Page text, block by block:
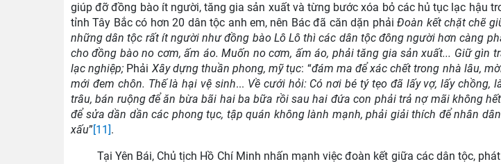
giúp đỡ đồng bào ít người, tăng gia sản xuất và từng bước xóa bỏ các hủ tục lạc hậu
tỉnh Tây Bắc có hơn 20 dân tộc anh em, nên Bác đã căn dặn phảiĐoàn kết chặt chẽ
những dân tộc rất ít người như đồng bào Lô Lô thì các dân tộc đông người hơn càng
cho đồng bào no cơm, ấm áo. Muốn no cơm, ấm áo, phải tăng gia sản xuất... Giữ gìn
lạc nghiệp; Phải Xây dựng thuần phong, mỹ tục: “đám ma để xác chết trong nhà lâu,
mới đem chôn. Thế là hại vệ sinh... Về cưới hỏi: Có nơi bé tý tẹo đã lấy vợ, lấy chồng,
trâu, bán ruộng để ăn bừa bãi hai ba bữa rồi sau hai đứa con phải trả nợ mãi không
để sửa dần dần các phong tục, tập quán không lành mạnh, phải giải thích để nhân
xấu”[11].
Tại Yên Bái, Chủ tịch Hồ Chí Minh nhấn mạnh việc đoàn kết giữa các dân tộc,